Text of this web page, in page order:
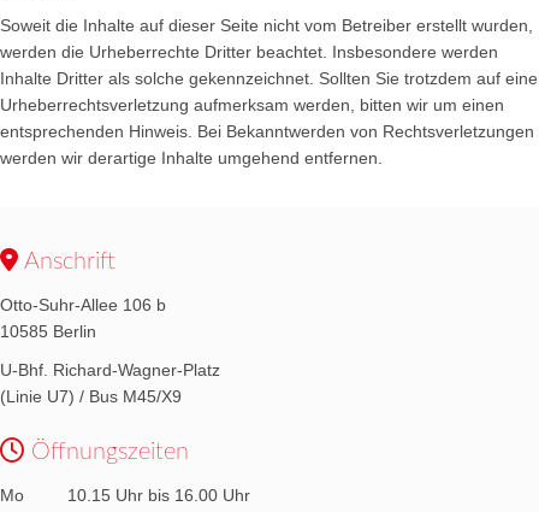
Soweit die Inhalte auf dieser Seite nicht vom Betreiber erstellt wurden,
werden die Urheberrechte Dritter beachtet. Insbesondere werden
Inhalte Dritter als solche gekennzeichnet. Sollten Sie trotzdem auf eine
Urheberrechtsverletzung aufmerksam werden, bitten wir um einen
entsprechenden Hinweis. Bei Bekanntwerden von Rechtsverletzungen
werden wir derartige Inhalte umgehend entfernen.
Anschrift
Otto-Suhr-Allee 106 b
10585 Berlin
U-Bhf. Richard-Wagner-Platz
(Linie U7) / Bus M45/X9
Öffnungszeiten
Mo 10.15 Uhr bis 16.00 Uhr